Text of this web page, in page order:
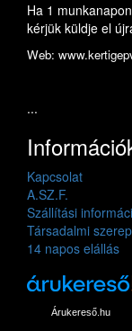
Ha 1
kérjük küldje el
Web:
...
Kapcsolat
A.SZ.F.
Szállítási
Társadalmi
14 napos elállás
Árukereső.hu